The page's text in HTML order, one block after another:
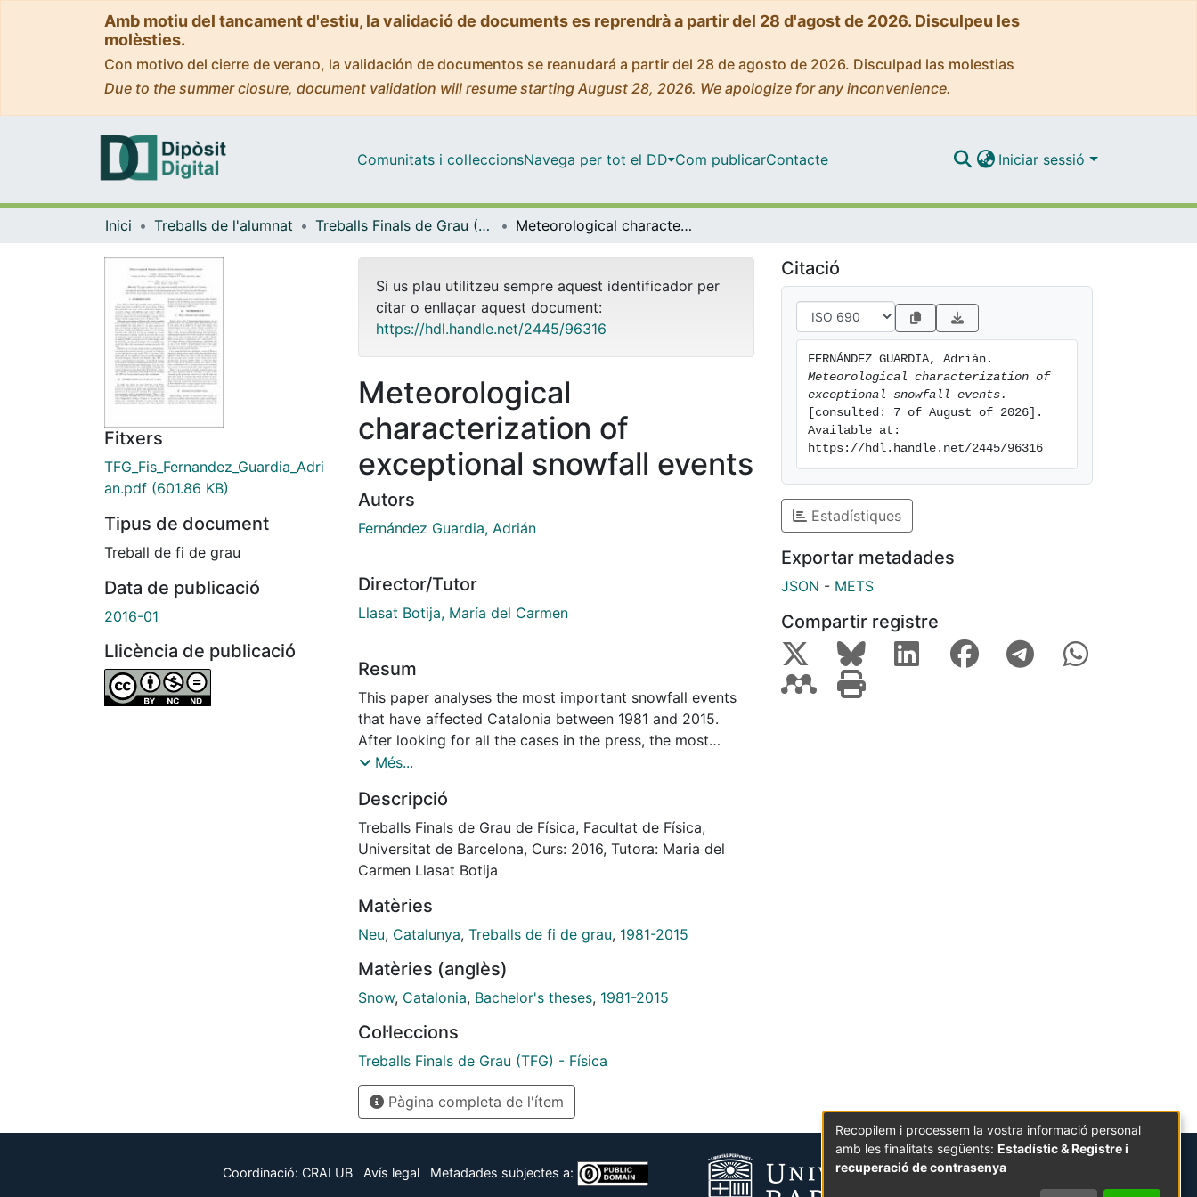
Amb motiu del tancament d'estiu, la validació de documents es reprendrà a partir del 28 d'agost de 2026. Disculpeu les
molèsties.
Con motivo del cierre de verano, la validación de documentos se reanudará a partir del 28 de agosto de 2026. Disculpad las molestias
Due to the summer closure, document validation will resume starting August 28, 2026. We apologize for any inconvenience.
Comunitats i col·leccionsNavega per tot el DD Com publicarContacte Iniciar sessió
Inici Treballs de l'alumnat Treballs Finals de Grau (TFG) - Física Meteorological characterization of exceptional snowfall events
Fitxers
TFG_Fis_Fernandez_Guardia_Adri
an.pdf (601.86 KB)
Tipus de document
Treball de fi de grau
Data de publicació
2016-01
Llicència de publicació
Si us plau utilitzeu sempre aquest identificador per
citar o enllaçar aquest document:
https://hdl.handle.net/2445/96316
Meteorological
characterization of
exceptional snowfall events
Autors
Fernández Guardia, Adrián
Director/Tutor
Llasat Botija, María del Carmen
Resum
This paper analyses the most important snowfall events
that have affected Catalonia between 1981 and 2015.
After looking for all the cases in the press, the most
important cases have been selected and analysed from a
February 4th, 2015 has been analysed in deep and the
wet-wind snow index (WWSI) has been calculated
Més...
Descripció
Treballs Finals de Grau de Física, Facultat de Física,
Universitat de Barcelona, Curs: 2016, Tutora: Maria del
Carmen Llasat Botija
Matèries
Neu, Catalunya, Treballs de fi de grau, 1981-2015
Matèries (anglès)
Snow, Catalonia, Bachelor's theses, 1981-2015
Col·leccions
Treballs Finals de Grau (TFG) - Física
Pàgina completa de l'ítem
Citació
Meteorological characterization of
exceptional snowfall events.
[consulted: 7 of August of 2026].
Available at:
https://hdl.handle.net/2445/96316
Estadístiques
Exportar metadades
JSON - METS
Compartir registre
Coordinació: CRAI UB Avís legal Metadades subjectes a:
Recopilem i processem la vostra informació personal
amb les finalitats següents: Estadístic & Registre i
recuperació de contrasenya